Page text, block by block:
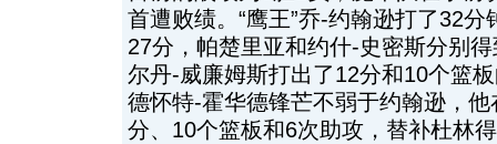
首遭败绩。“鹰王”乔-约翰逊打了32
27分，帕楚里亚和约什-史密斯分别
尔丹-威廉姆斯打出了12分和10个篮
德怀特-霍华德锋芒不弱于约翰逊，
分、10个篮板和6次助攻，替补杜林